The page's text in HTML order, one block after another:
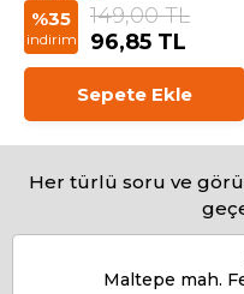
%35
indirim
149,00 TL
96,85 TL
Sepete Ekle
Her türlü soru ve
Maltepe mah.